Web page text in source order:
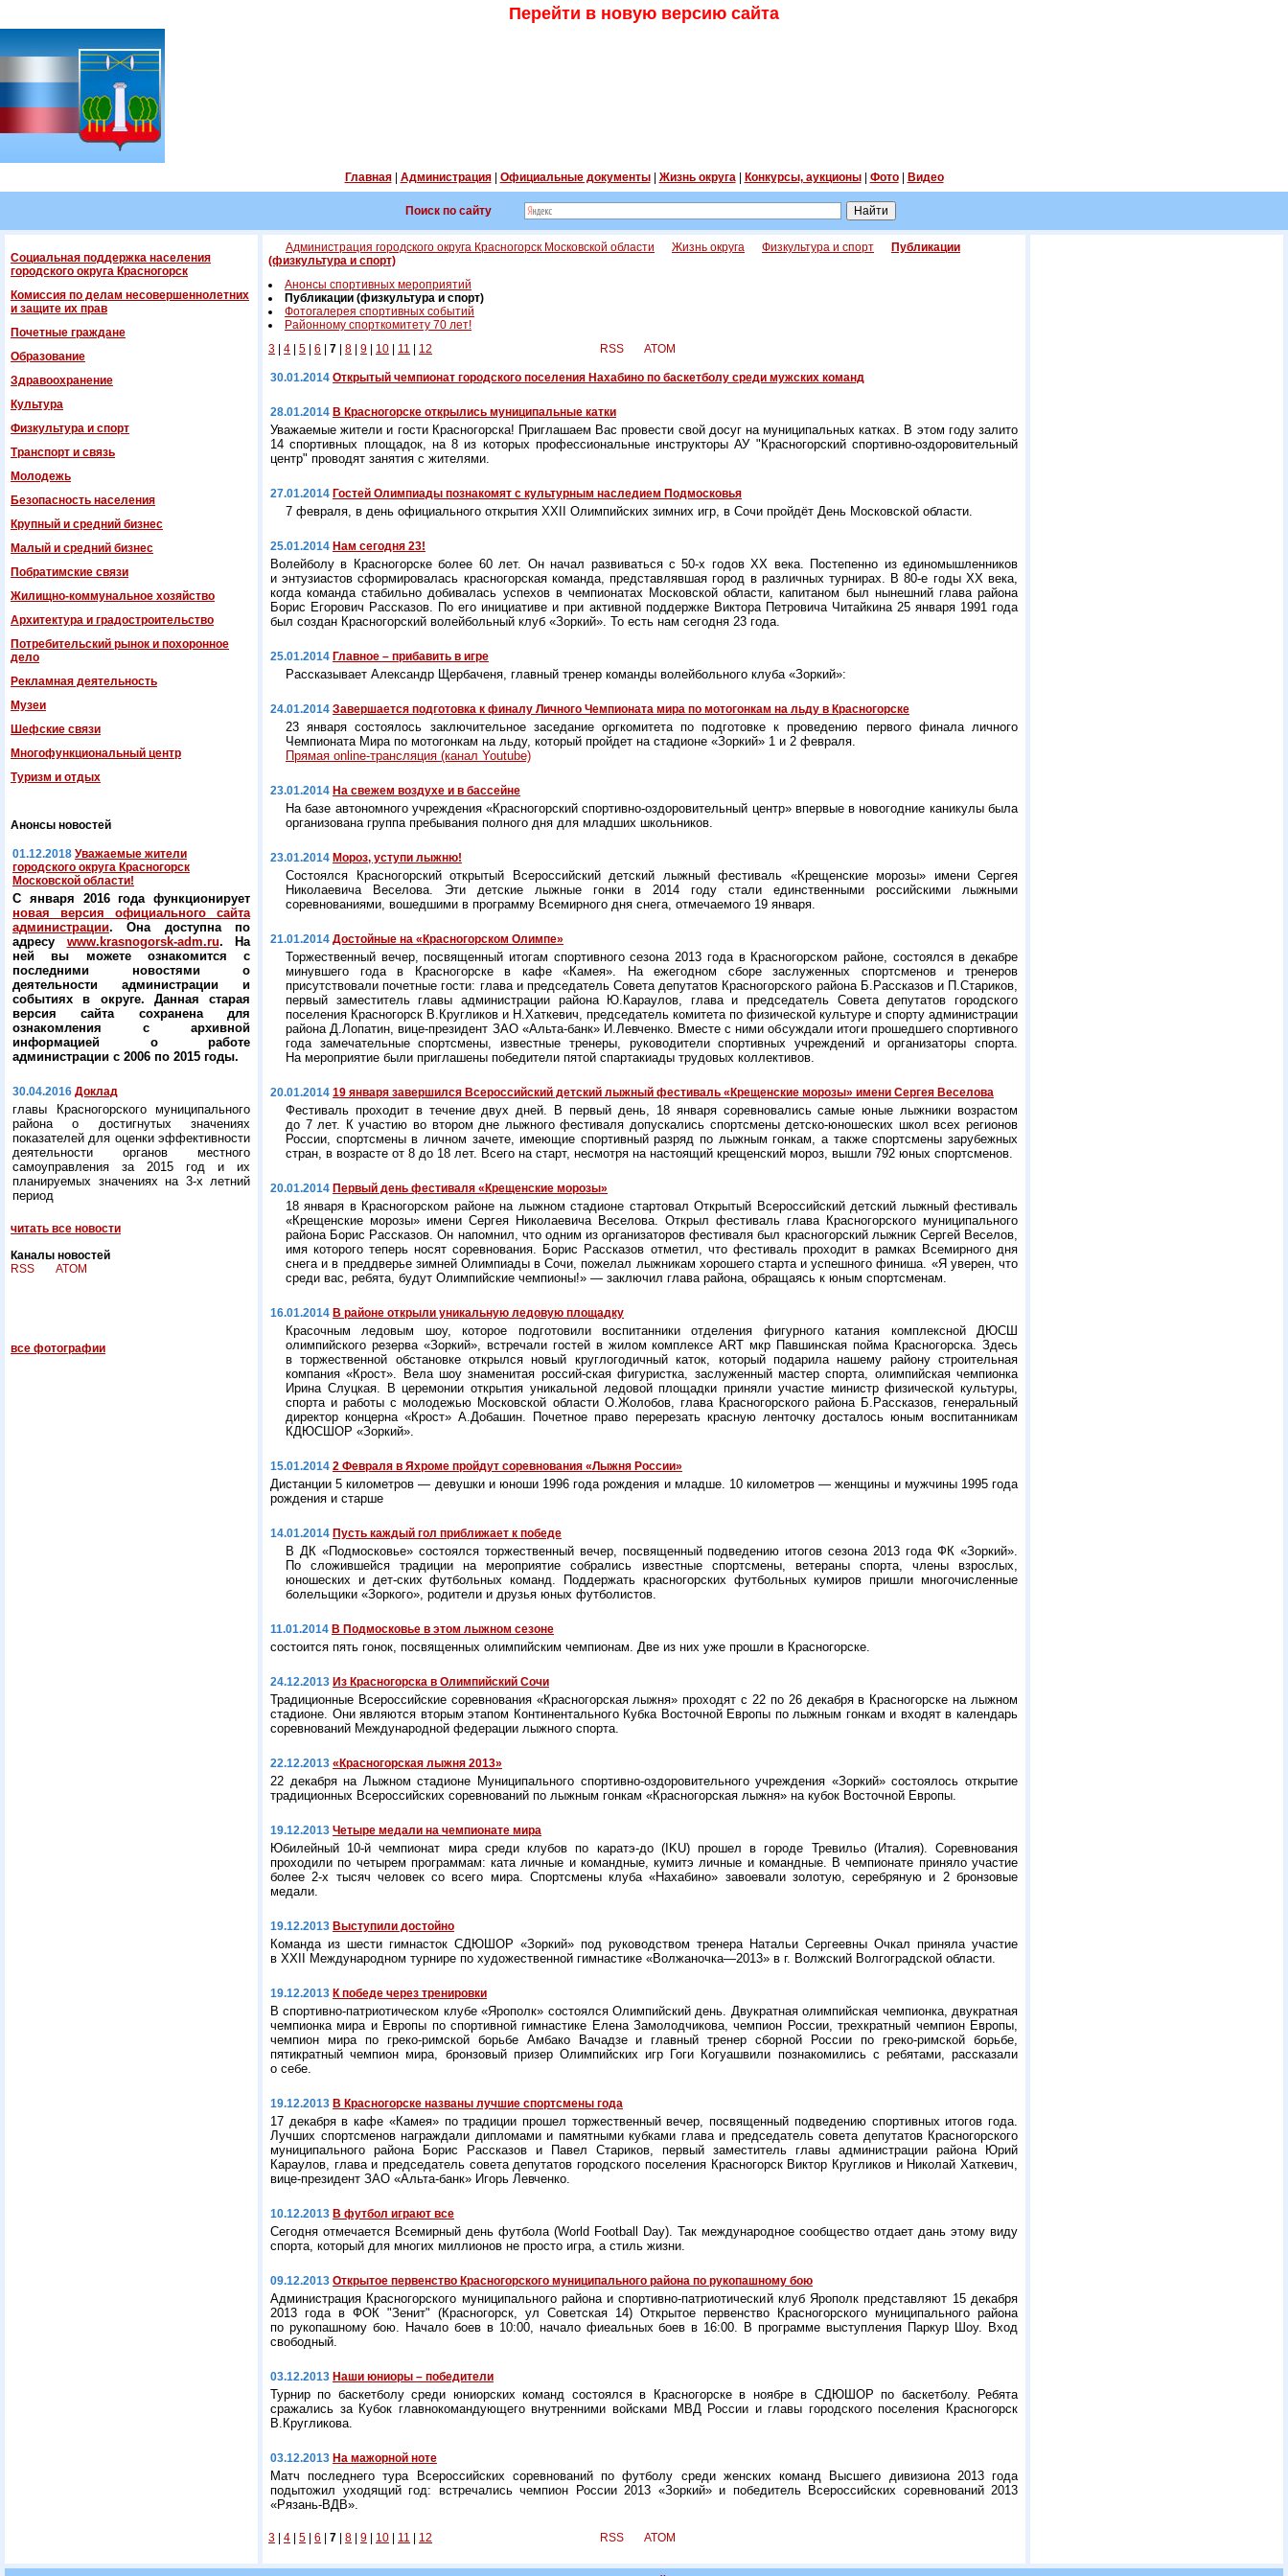
Перейти в новую версию сайта
Главная| Администрация| Официальные документы| Жизнь округа| Конкурсы, аукционы| Фото| Видео
Поиск по сайту
Социальная поддержка населения
городского округа Красногорск
Комиссия по делам несовершеннолетних
и защите их прав
Почетные граждане
Образование
Здравоохранение
Культура
Физкультура и спорт
Транспорт и связь
Молодежь
Безопасность населения
Крупный и средний бизнес
Малый и средний бизнес
Побратимские связи
Жилищно-коммунальное хозяйство
Архитектура и градостроительство
Потребительский рынок и похоронное
дело
Рекламная деятельность
Музеи
Шефские связи
Многофункциональный центр
Туризм и отдых
Анонсы новостей
01.12.2018 Уважаемые жители
городского округа Красногорск
Московской области!
С января 2016 года функционирует
новая версия официального сайта
администрации. Она доступна по
адресу www.krasnogorsk-adm.ru. На
ней вы можете ознакомится с
последними новостями о
деятельности администрации и
событиях в округе. Данная старая
версия сайта сохранена для
ознакомления с архивной
информацией о работе
администрации с 2006 по 2015 годы.
30.04.2016 Доклад
главы Красногорского муниципального
района о достигнутых значениях
показателей для оценки эффективности
деятельности органов местного
самоуправления за 2015 год и их
планируемых значениях на 3-х летний
период
читать все новости
Каналы новостей
RSS
ATOM
все фотографии
Администрация городского округа Красногорск Московской области Жизнь округа Физкультура и спорт
Публикации
(физкультура и спорт)
Анонсы спортивных мероприятий
Публикации (физкультура и спорт)
Фотогалерея спортивных событий
Районному спорткомитету 70 лет!
3
4 5 6 7 8 9 10 11 12 RSS ATOM
30.01.2014 Открытый чемпионат городского поселения Нахабино по баскетболу среди мужских команд
28.01.2014 В Красногорске открылись муниципальные катки
Уважаемые жители и гости Красногорска! Приглашаем Вас провести свой досуг на муниципальных катках. В этом году залито
14 спортивных площадок, на 8 из которых профессиональные инструкторы АУ "Красногорский спортивно-оздоровительный
центр" проводят занятия с жителями.
27.01.2014 Гостей Олимпиады познакомят с культурным наследием Подмосковья
7 февраля, в день официального открытия XXII Олимпийских зимних игр, в Сочи пройдёт День Московской области.
25.01.2014 Нам сегодня 23!
Волейболу в Красногорске более 60 лет. Он начал развиваться с50-х годов XX века. Постепенно из единомышленников
и энтузиастов сформировалась красногорская команда, представлявшая город в различных турнирах. В80-е годы ХХ века,
когда команда стабильно добивалась успехов в чемпионатах Московской области, капитаном был нынешний глава района
Борис Егорович Рассказов. По его инициативе и при активной поддержке Виктора Петровича Читайкина 25 января 1991 года
был создан Красногорский волейбольный клуб «Зоркий». То есть нам сегодня 23 года.
25.01.2014 Главное – прибавить в игре
Рассказывает Александр Щербаченя, главный тренер команды волейбольного клуба «Зоркий»:
24.01.2014 Завершается подготовка к финалу Личного Чемпионата мира по мотогонкам на льду в Красногорске
23 января состоялось заключительное заседание оргкомитета по подготовке к проведению первого финала личного
Чемпионата Мира по мотогонкам на льду, который пройдет на стадионе «Зоркий» 1 и 2 февраля.
Прямая online-трансляция (канал Youtube)
23.01.2014 На свежем воздухе и в бассейне
На базе автономного учреждения «Красногорский спортивно-оздоровительный центр» впервые в новогодние каникулы была
организована группа пребывания полного дня для младших школьников.
23.01.2014 Мороз, уступи лыжню!
Состоялся Красногорский открытый Всероссийский детский лыжный фестиваль «Крещенские морозы» имени Сергея
Николаевича Веселова. Эти детские лыжные гонки в 2014 году стали единственными российскими лыжными
соревнованиями, вошедшими в программу Всемирного дня снега, отмечаемого 19 января.
21.01.2014 Достойные на «Красногорском Олимпе»
Торжественный вечер, посвященный итогам спортивного сезона 2013 года в Красногорском районе, состоялся в декабре
минувшего года в Красногорске в кафе «Камея». На ежегодном сборе заслуженных спортсменов и тренеров
присутствовали почетные гости: глава и председатель Совета депутатов Красногорского района Б.Рассказов и П.Стариков,
первый заместитель главы администрации района Ю.Караулов, глава и председатель Совета депутатов городского
поселения Красногорск В.Кругликов и Н.Хаткевич, председатель комитета по физической культуре и спорту администрации
района Д.Лопатин, вице-президент ЗАО «Альта-банк» И.Левченко. Вместе с ними обсуждали итоги прошедшего спортивного
года замечательные спортсмены, известные тренеры, руководители спортивных учреждений и организаторы спорта.
На мероприятие были приглашены победители пятой спартакиады трудовых коллективов.
20.01.2014 19 января завершился Всероссийский детский лыжный фестиваль «Крещенские морозы» имени Сергея Веселова
Фестиваль проходит в течение двух дней. В первый день, 18 января соревновались самые юные лыжники возрастом
до 7 лет. К участию во втором дне лыжного фестиваля допускались спортсмены детско-юношеских школ всех регионов
России, спортсмены в личном зачете, имеющие спортивный разряд по лыжным гонкам, а также спортсмены зарубежных
стран, в возрасте от 8 до 18 лет. Всего на старт, несмотря на настоящий крещенский мороз, вышли 792 юных спортсменов.
20.01.2014 Первый день фестиваля «Крещенские морозы»
18 января в Красногорском районе на лыжном стадионе стартовал Открытый Всероссийский детский лыжный фестиваль
«Крещенские морозы» имени Сергея Николаевича Веселова. Открыл фестиваль глава Красногорского муниципального
района Борис Рассказов. Он напомнил, что одним из организаторов фестиваля был красногорский лыжник Сергей Веселов,
имя которого теперь носят соревнования. Борис Рассказов отметил, что фестиваль проходит в рамках Всемирного дня
снега и в преддверье зимней Олимпиады в Сочи, пожелал лыжникам хорошего старта и успешного финиша. «Я уверен, что
среди вас, ребята, будут Олимпийские чемпионы!» — заключил глава района, обращаясь к юным спортсменам.
16.01.2014 В районе открыли уникальную ледовую площадку
Красочным ледовым шоу, которое подготовили воспитанники отделения фигурного катания комплексной ДЮСШ
олимпийского резерва «Зоркий», встречали гостей в жилом комплексе ART мкр Павшинская пойма Красногорска. Здесь
в торжественной обстановке открылся новый круглогодичный каток, который подарила нашему району строительная
компания «Крост». Вела шоу знаменитая россий-ская фигуристка, заслуженный мастер спорта, олимпийская чемпионка
Ирина Слуцкая. В церемонии открытия уникальной ледовой площадки приняли участие министр физической культуры,
спорта и работы с молодежью Московской области О.Жолобов, глава Красногорского района Б.Рассказов, генеральный
директор концерна «Крост» А.Добашин. Почетное право перерезать красную ленточку досталось юным воспитанникам
КДЮСШОР «Зоркий».
15.01.2014 2 Февраля в Яхроме пройдут соревнования «Лыжня России»
Дистанции 5 километров — девушки и юноши 1996 года рождения и младше. 10 километров — женщины и мужчины 1995 года
рождения и старше
14.01.2014 Пусть каждый гол приближает к победе
В ДК «Подмосковье» состоялся торжественный вечер, посвященный подведению итогов сезона 2013 года ФК «Зоркий».
По сложившейся традиции на мероприятие собрались известные спортсмены, ветераны спорта, члены взрослых,
юношеских и дет-ских футбольных команд. Поддержать красногорских футбольных кумиров пришли многочисленные
болельщики «Зоркого», родители и друзья юных футболистов.
11.01.2014 В Подмосковье в этом лыжном сезоне
состоится пять гонок, посвященных олимпийским чемпионам. Две из них уже прошли в Красногорске.
24.12.2013 Из Красногорска в Олимпийский Сочи
Традиционные Всероссийские соревнования «Красногорская лыжня» проходят с 22 по 26 декабря в Красногорске на лыжном
стадионе. Они являются вторым этапом Континентального Кубка Восточной Европы по лыжным гонкам и входят в календарь
соревнований Международной федерации лыжного спорта.
22.12.2013 «Красногорская лыжня 2013»
22 декабря на Лыжном стадионе Муниципального спортивно-оздоровительного учреждения «Зоркий» состоялось открытие
традиционных Всероссийских соревнований по лыжным гонкам «Красногорская лыжня» на кубок Восточной Европы.
19.12.2013 Четыре медали на чемпионате мира
Юбилейный 10-й чемпионат мира среди клубов по каратэ-до (IKU) прошел в городе Тревильо (Италия). Соревнования
проходили по четырем программам: ката личные и командные, кумитэ личные и командные. В чемпионате приняло участие
более2-х тысяч человек со всего мира. Спортсмены клуба «Нахабино» завоевали золотую, серебряную и 2 бронзовые
медали.
19.12.2013 Выступили достойно
Команда из шести гимнасток СДЮШОР «Зоркий» под руководством тренера Натальи Сергеевны Очкал приняла участие
в ХХII Международном турнире по художественной гимнастике «Волжаночка—2013» в г. Волжский Волгоградской области.
19.12.2013 К победе через тренировки
В спортивно-патриотическом клубе «Ярополк» состоялся Олимпийский день. Двукратная олимпийская чемпионка, двукратная
чемпионка мира и Европы по спортивной гимнастике Елена Замолодчикова, чемпион России, трехкратный чемпион Европы,
чемпион мира по греко-римской борьбе Амбако Вачадзе и главный тренер сборной России по греко-римской борьбе,
пятикратный чемпион мира, бронзовый призер Олимпийских игр Гоги Когуашвили познакомились с ребятами, рассказали
о себе.
19.12.2013 В Красногорске названы лучшие спортсмены года
17 декабря в кафе «Камея» по традиции прошел торжественный вечер, посвященный подведению спортивных итогов года.
Лучших спортсменов награждали дипломами и памятными кубками глава и председатель совета депутатов Красногорского
муниципального района Борис Рассказов и Павел Стариков, первый заместитель главы администрации района Юрий
Караулов, глава и председатель совета депутатов городского поселения Красногорск Виктор Кругликов и Николай Хаткевич,
вице-президент ЗАО «Альта-банк» Игорь Левченко.
10.12.2013 В футбол играют все
Сегодня отмечается Всемирный день футбола (World Football Day). Так международное сообщество отдает дань этому виду
спорта, который для многих миллионов не просто игра, а стиль жизни.
09.12.2013 Открытое первенство Красногорского муниципального района по рукопашному бою
Администрация Красногорского муниципального района и спортивно-патриотический клуб Ярополк представляют 15 декабря
2013 года в ФОК "Зенит" (Красногорск, ул Советская 14) Открытое первенство Красногорского муниципального района
по рукопашному бою. Начало боев в 10:00, начало фиеальных боев в 16:00. В программе выступления Паркур Шоу. Вход
свободный.
03.12.2013 Наши юниоры – победители
Турнир по баскетболу среди юниорских команд состоялся в Красногорске в ноябре в СДЮШОР по баскетболу. Ребята
сражались за Кубок главнокомандующего внутренними войсками МВД России и главы городского поселения Красногорск
В.Кругликова.
03.12.2013 На мажорной ноте
Матч последнего тура Всероссийских соревнований по футболу среди женских команд Высшего дивизиона 2013 года
подытожил уходящий год: встречались чемпион России 2013 «Зоркий» и победитель Всероссийских соревнований 2013
«Рязань-ВДВ».
3 4 5 6 7 8 9 10 11 12 RSS ATOM